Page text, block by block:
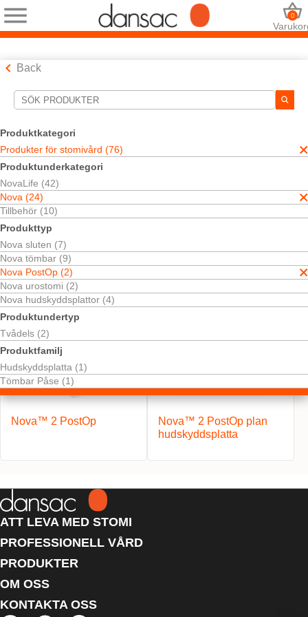
0
Back
Produktkategori
Produkter för stomivård (76)
Produktunderkategori
NovaLife (42)
Nova (24)
Tillbehör (10)
Produkttyp
Nova sluten (7)
Nova tömbar (9)
Nova PostOp (2)
Nova urostomi (2)
Nova hudskyddsplattor (4)
Produktundertyp
Tvådels (2)
Produktfamilj
Hudskyddsplatta (1)
Tömbar Påse (1)
Sökverktyg
Dina val:
Produkter för stomivård
Nova
Nova PostOp
Ditt val matchade2resultat
Sortera efter:
Nova™ 2 PostOp
Nova™ 2 PostOp plan
hudskyddsplatta
ATT LEVA MED STOMI
PROFESSIONELL VÅRD
PRODUKTER
OM OSS
KONTAKTA OSS